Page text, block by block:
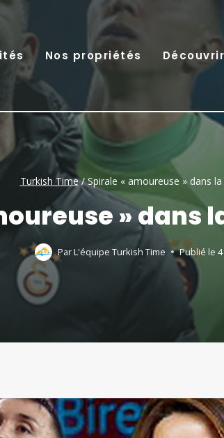
Nos propriétés
Turkish Time/Spirale « amoureuse » dans
» dans
ParL'équipe Turkish Time Publié le